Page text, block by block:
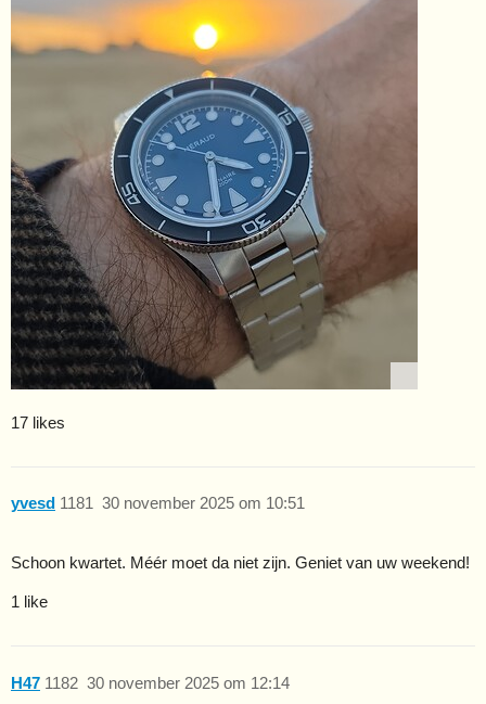
17 likes
yvesd 30 november 2025 om 10:51
1181
Schoon kwartet. Méér moet da niet zijn. Geniet van uw weekend!
1 like
H47 30 november 2025 om 12:14
1182